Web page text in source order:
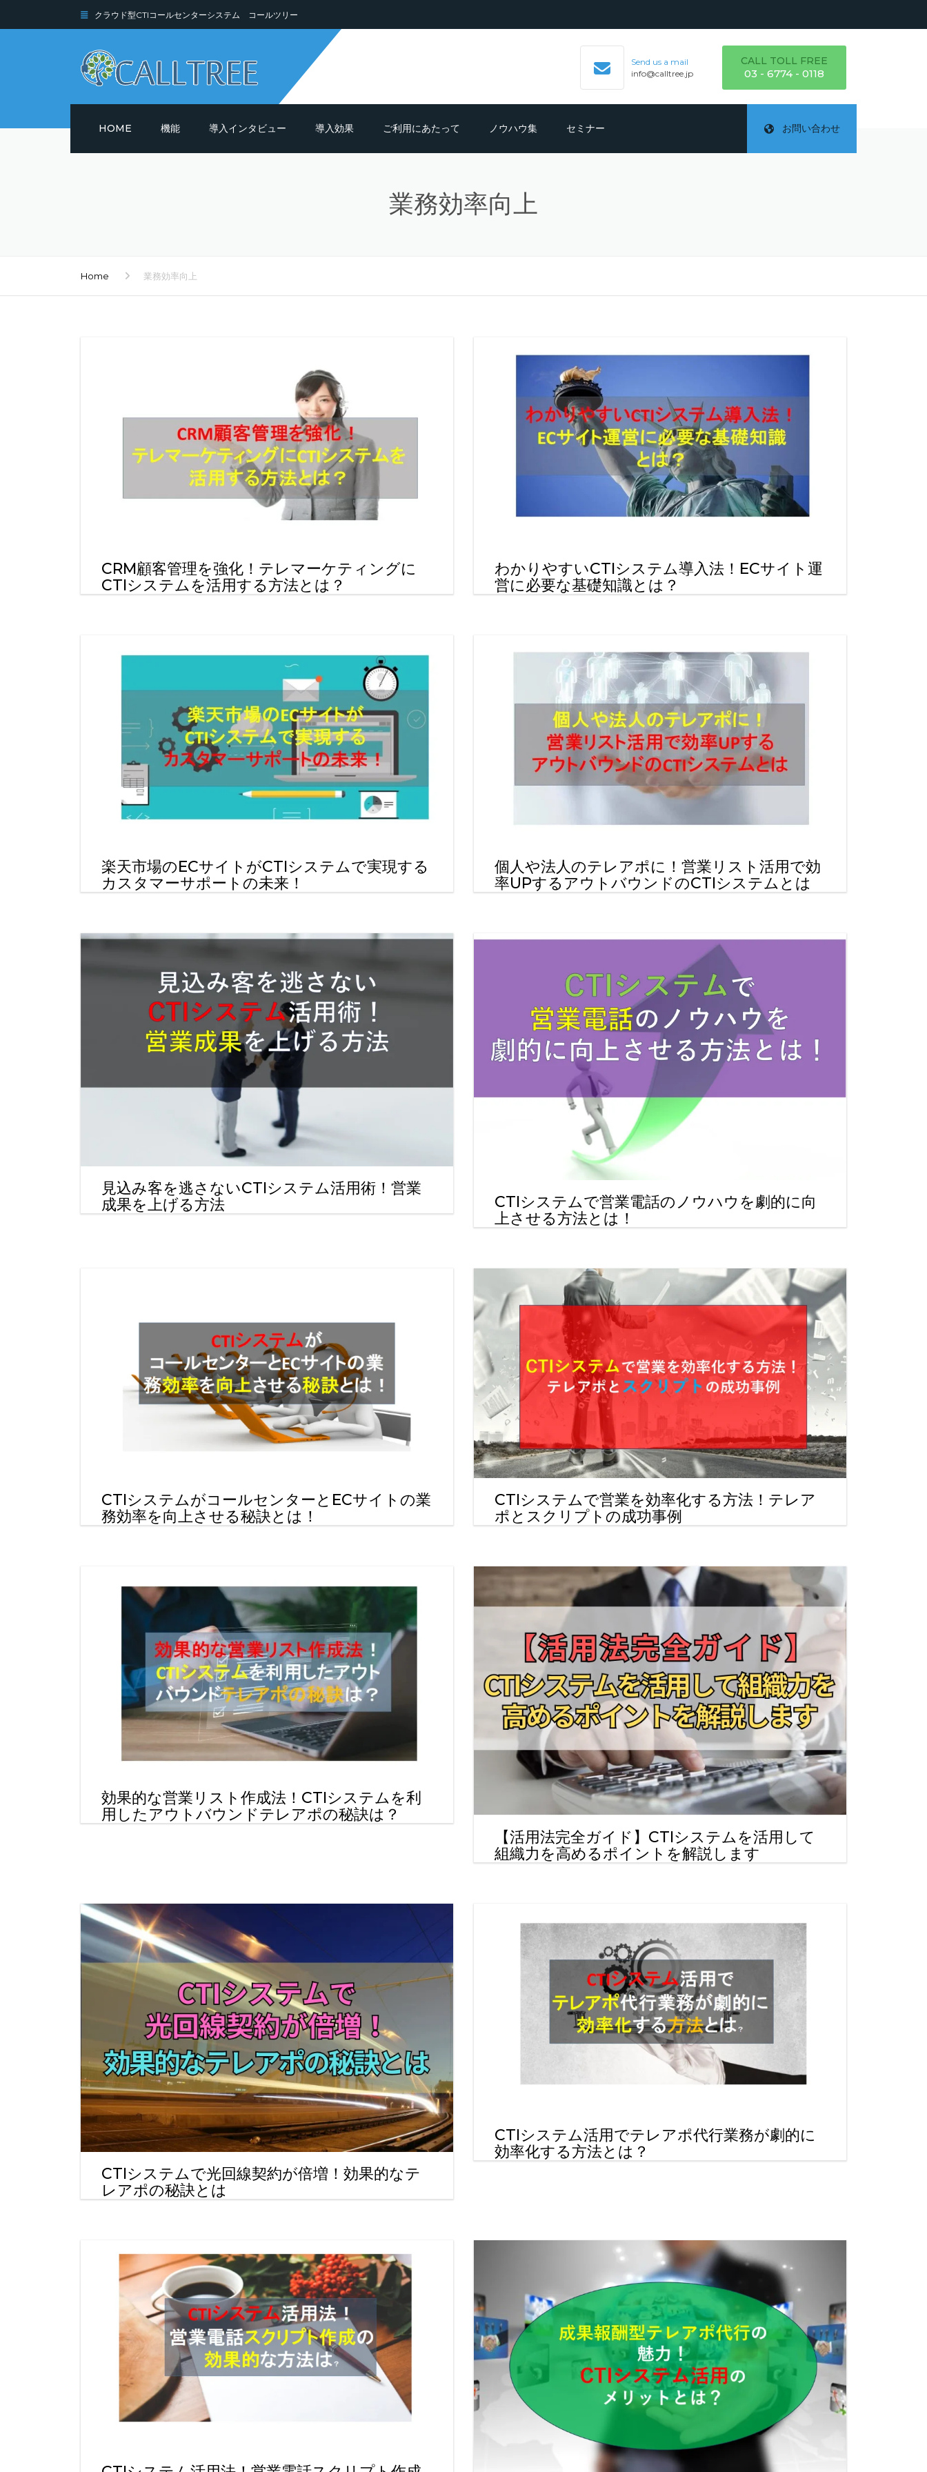
クラウド型CTIコールセンターシステム コールツリー
Send us a mail
info@calltree.jp
CALL TOLL FREE
03 - 6774 - 0118
お問い合わせ
HOME 機能 導入インタビュー 導入効果
導入効果シュミレーション
ご利用にあたって
ご利用までの流れ
ノウハウ集
CTIシステムとは？導入メリットもご
紹介
テレマーケティングシステム機能詳
メリットとデメリット
コールセンターの言葉遣いを総ざら
コールセンターのモニタリング機能
を徹底解説！評価基準や成功する方
セミナー
業務効率向上
Home 業務効率向上
CRM顧客管理を強化！テレマーケティングに
CTIシステムを活用する方法とは？
わかりやすいCTIシステム導入法！ECサイト運
営に必要な基礎知識とは？
楽天市場のECサイトがCTIシステムで実現する
カスタマーサポートの未来！
個人や法人のテレアポに！営業リスト活用で効
率UPするアウトバウンドのCTIシステムとは
見込み客を逃さないCTIシステム活用術！営業
成果を上げる方法
CTIシステムで営業電話のノウハウを劇的に向
上させる方法とは！
CTIシステムがコールセンターとECサイトの業
務効率を向上させる秘訣とは！
CTIシステムで営業を効率化する方法！テレア
ポとスクリプトの成功事例
効果的な営業リスト作成法！CTIシステムを利
用したアウトバウンドテレアポの秘訣は？
【活用法完全ガイド】CTIシステムを活用して
組織力を高めるポイントを解説します
CTIシステムで光回線契約が倍増！効果的なテ
レアポの秘訣とは
CTIシステム活用でテレアポ代行業務が劇的に
効率化する方法とは？